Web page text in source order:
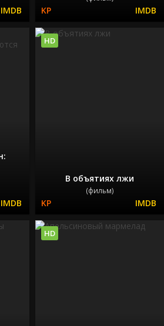
В объятиях лжи
(фильм)
HD
HD